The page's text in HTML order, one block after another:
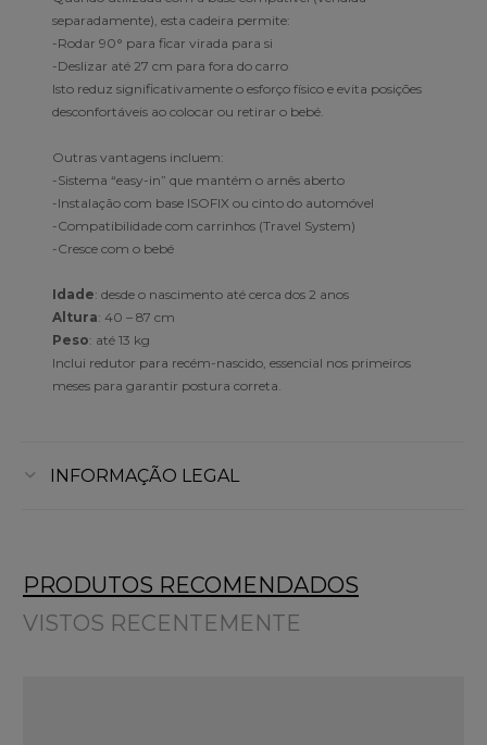
separadamente), esta cadeira permite:
-Rodar 90° para ficar virada para si
-Deslizar até 27 cm para fora do carro
Isto reduz significativamente o esforço físico e evita posições
desconfortáveis ao colocar ou retirar o bebé.
Outras vantagens incluem:
-Sistema “easy-in” que mantém o arnês aberto
-Instalação com base ISOFIX ou cinto do automóvel
-Compatibilidade com carrinhos (Travel System)
-Cresce com o bebé
Idade: desde o nascimento até cerca dos 2 anos
Altura: 40 – 87 cm
Peso: até 13 kg
Inclui redutor para recém-nascido, essencial nos primeiros
meses para garantir postura correta.
INFORMAÇÃO LEGAL
PRODUTOS RECOMENDADOS
VISTOS RECENTEMENTE